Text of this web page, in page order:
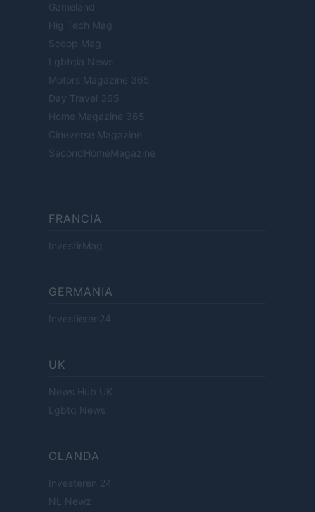
Gameland
Hig Tech Mag
Scoop Mag
Lgbtqia News
Motors Magazine 365
Day Travel 365
Home Magazine 365
Cineverse Magazine
SecondHomeMagazine
FRANCIA
InvestirMag
GERMANIA
Investieren24
UK
News Hub UK
Lgbtq News
OLANDA
Investeren 24
NL Newz